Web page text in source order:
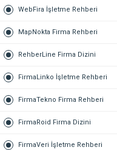
WebFira İşletme Rehberi
MapNokta Firma Rehberi
RehberLine Firma Dizini
FirmaLinko İşletme Rehberi
FirmaTekno Firma Rehberi
FirmaRoid Firma Dizini
FirmaVeri İşletme Rehberi